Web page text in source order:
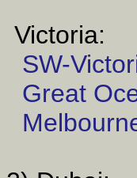
Victoria:
SW-
Great